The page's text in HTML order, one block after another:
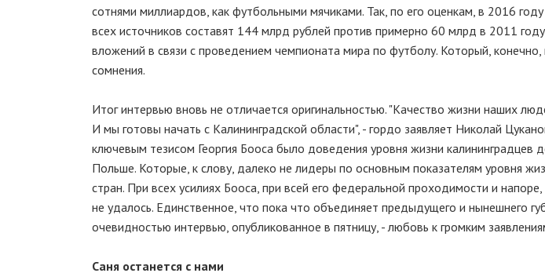
сотнями миллиардов, как футбольными мячиками. Так, по его оценкам, в 2016
всех источников составят 144 млрд рублей против примерно 60 млрд в 2011
вложений в связи с проведением чемпионата мира по футболу. Который, конечно,
сомнения.
Итог интервью вновь не отличается оригинальностью. "Качество жизни наших
И мы готовы начать с Калининградской области", - гордо заявляет Николай
ключевым тезисом Георгия Бооса было доведения уровня жизни калининградцев
Польше. Которые, к слову, далеко не лидеры по основным показателям уровня
стран. При всех усилиях Бооса, при всей его федеральной проходимости и
не удалось. Единственное, что пока что объединяет предыдущего и нынешнего
очевидностью интервью, опубликованное в пятницу, - любовь к громким
Саня останется с нами